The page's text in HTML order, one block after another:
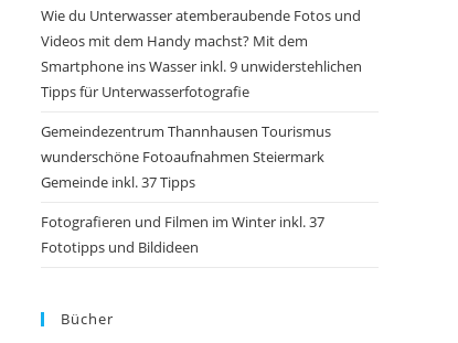
Wie du Unterwasser atemberaubende Fotos und
Videos mit dem Handy machst? Mit dem
Smartphone ins Wasser inkl. 9 unwiderstehlichen
Tipps für Unterwasserfotografie
Gemeindezentrum Thannhausen Tourismus
wunderschöne Fotoaufnahmen Steiermark
Gemeinde inkl. 37 Tipps
Fotografieren und Filmen im Winter inkl. 37
Fototipps und Bildideen
Bücher